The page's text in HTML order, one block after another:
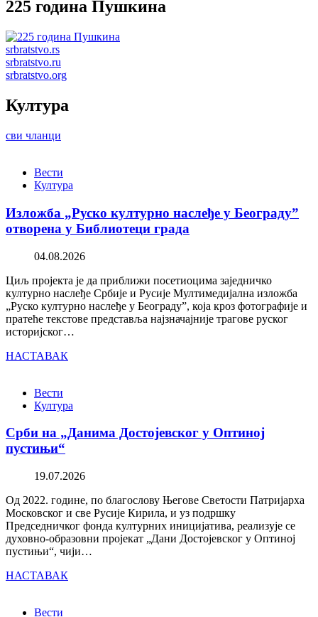
225 година Пушкина
srbratstvo.rs
srbratstvo.ru
srbratstvo.org
Култура
сви чланци
Вести
Култура
Изложба „Руско културно наслеђе у Београду”
отворена у Библиотеци града
04.08.2026
Циљ пројекта је да приближи посетиоцима заједничко
културно наслеђе Србије и Русије Мултимедијална изложба
„Руско културно наслеђе у Београду”, која кроз фотографије и
пратеће текстове представља најзначајније трагове руског
историјског…
НАСТАВАК
Вести
Култура
Срби на „Данима Достојевског у Оптиној
пустињи“
19.07.2026
Од 2022. године, по благослову Његове Светости Патријарха
Московског и све Русије Кирила, и уз подршку
Председничког фонда културних иницијатива, реализује се
духовно-образовни пројекат „Дани Достојевског у Оптиној
пустињи“, чији…
НАСТАВАК
Вести